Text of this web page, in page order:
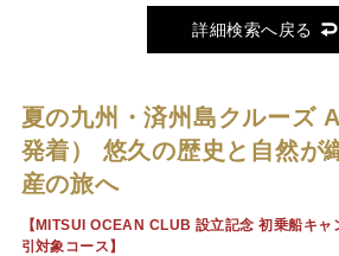
詳細検索へ戻る
夏の九州・済州島クルーズ
発着） 悠久の歴史と自然が
産の旅へ
【MITSUI OCEAN CLUB 設立記念 初乗船キャ
引対象コース】